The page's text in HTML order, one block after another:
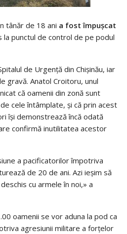
tânăr de 18 ani a fost împuşcat
punctul de control de pe podul
de Urgenţă din Chişinău, iar
gravă. Anatol Croitoru, unul
că oamenii din zonă sunt
cele întâmplate, şi că prin acest
îşi demonstrează încă odată
confirmă inutilitatea acestor
a pacificatorilor împotriva
de 20 de ani. Azi ieşim să
cu armele în noi,» a
oamenii se vor aduna la pod ca
agresiunii militare a forţelor